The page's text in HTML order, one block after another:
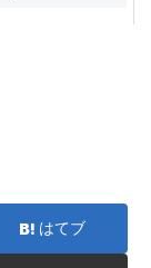
はてブ